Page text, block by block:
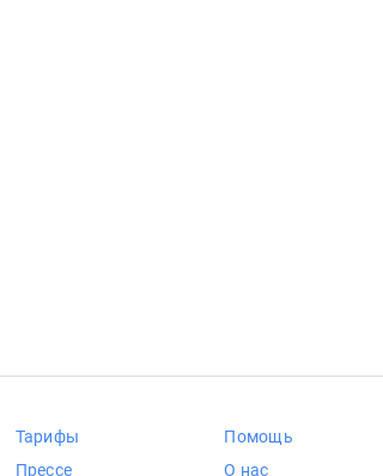
Тарифы
Прессе
Помощь
О нас